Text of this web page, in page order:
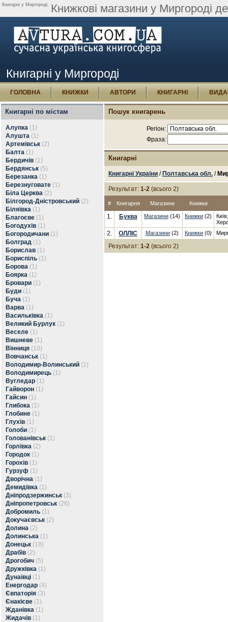
Книгарні у Миргороді. Книжкові магазини у Миргороді
Книгарні у Миргороді
ГОЛОВНА КНИЖКИ АВТОРИ КНИГАРНІ
Книгарні по містам
Алупка (1)
Алушта (1)
Артемівськ (2)
Балта (1)
Бердичів (1)
Бердянськ (5)
Березанка (1)
Березнуговате (1)
Біла Церква (2)
Білгород-Дністровський (2)
Біляївка (1)
Благоєве (1)
Богодухів (1)
Богородичани (1)
Болград (1)
Борислав (1)
Бориспіль (1)
Борова (1)
Боярка (1)
Бровари (1)
Буди (1)
Буча (1)
Варва (1)
Васильківка (1)
Великий Бурлук (1)
Веселе (1)
Вишневе (1)
Вінниця (10)
Вовчанськ (1)
Володимир-Волинський (1)
Володимирець (1)
Вугледар (1)
Гайворон (1)
Гайсин (1)
Глибока (1)
Глобине (1)
Глухів (1)
Голоби (1)
Голованівськ (1)
Горлівка (2)
Городок (1)
Горохів (1)
Гурзуф (1)
Дворічна (1)
Демидівка (1)
Дніпродзержинськ (3)
Дніпропетровськ (26)
Добромиль (1)
Докучаєвськ (2)
Долина (2)
Долинська (1)
Донецьк (18)
Драбів (2)
Дрогобич (5)
Дружківка (1)
Дунаївці (1)
Енергодар (4)
Євпаторія (3)
Єнакієве (1)
Жданівка (1)
Жидачів (1)
Пошук книгарень
Регіон:
Фраза:
Книгарні
Книгарні України / Полтавська обл. /
Результат: 1-2 (всього 2)
# Книгарня Магазини Книжки
1. Буква Магазини (14) Книжки (2)
2. ОЛЛІС Магазини (2) Книжки (0)
Результат: 1-2 (всього 2)